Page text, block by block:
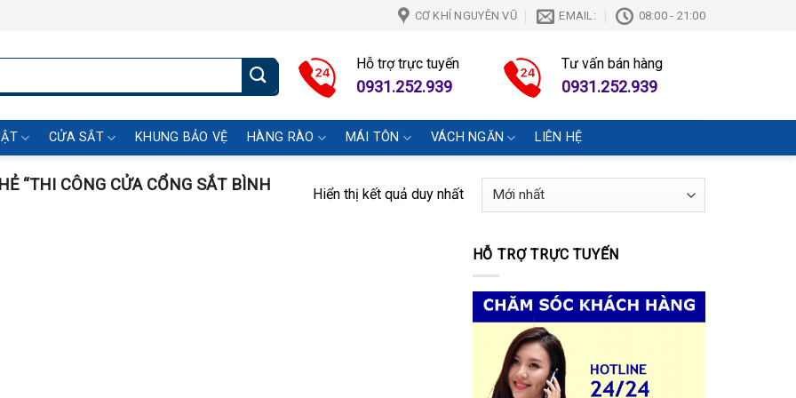
CƠ KHÍ NGUYÊN VŨ EMAIL: 08:00 - 21:00
Hỗ trợ trực tuyến
0931.252.939
Tư vấn bán hàng
0931.252.939
CỬA SẮT KHUNG BẢO VỆ HÀNG RÀO MÁI TÔN VÁCH NGĂN LIÊN HỆ
“THI CÔNG CỬA CỔNG SẮT BÌNH
Hiển thị kết quả duy nhất
HỖ TRỢ TRỰC TUYẾN